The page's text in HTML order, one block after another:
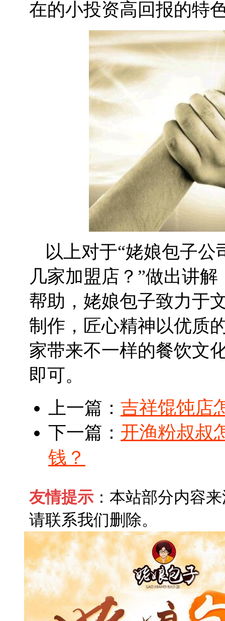
在的小投资高回报的特
以上对于“姥娘包子
几家加盟店？”做出讲
帮助，姥娘包子致力于
制作，匠心精神以优质
家带来不一样的餐饮文
即可。
上一篇： 吉祥馄饨店
下一篇： 开渔粉叔叔
钱？
友情提示 ：本站部分内容
请联系我们删除。